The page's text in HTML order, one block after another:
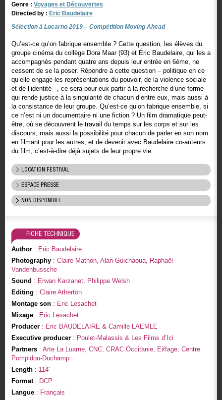
Genre : Voyages et Découvertes
Directed by : Eric Baudelaire
Sélection à Locarno 2019 – Compétition Moving Ahead
Qu’est-ce qu’on fabrique ensemble ? Cette question, les élèves du
groupe cinéma du collège Dora Maar (93) et Éric Baudelaire, qui les a
accompagnés pendant quatre ans depuis leur entrée en 6ème, ne
cessent de se la poser. Répondre à cette question – politique en ce
qu’elle engage les représentations du pouvoir, de la violence sociale
et de l’identité –, ce sera pour eux partir à la recherche d’une forme
qui rende justice à la singularité de chacun d’entre eux, mais aussi à
la consistance de leur groupe. Qu’est-ce qu’on fabrique ensemble, si
ce n’est ni un documentaire ni une fiction ? Un film dramatique peut-
être, où se découvrent le travail du temps sur les corps et sur les
discours, mais aussi la possibilité pour chacun de parler en son nom
en filmant pour les autres, et de devenir avec Baudelaire co-auteurs
du film, c’est-à-dire déjà sujets de leur propre vie.
LOCATION FESTIVAL
ESPACE PRESSE
NON DISPONIBLE
FICHE TECHNIQUE
Author: Eric Baudelaire
Photography: Claire Mathon, Alan Guichaoua, Raphaël
Vandenbussche
Sound : Erwan Karzanet, Philippe Welsh
Editing : Claire Atherton
Montage son: Eric Lesachet
Mixage: Eric Lesachet
Producer: Eric BAUDELAIRE & Camille LAEMLE
Executive producer: Poulet-Malassis & Les Films d’Ici
Partners: Arte La Luarne, CNC, CRAC Occitanie, Eiffage, Centre
Pompidou-Duchamp
Length: 114'
Format: DCP
Langue: Français